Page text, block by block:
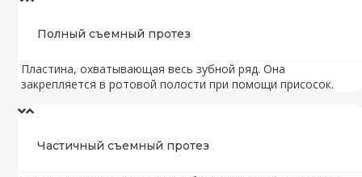
Полный съемный протез
Пластина, охватывающая весь зубной ряд. Она
закрепляется в ротовой полости при помощи присосок.
Частичный съемный протез